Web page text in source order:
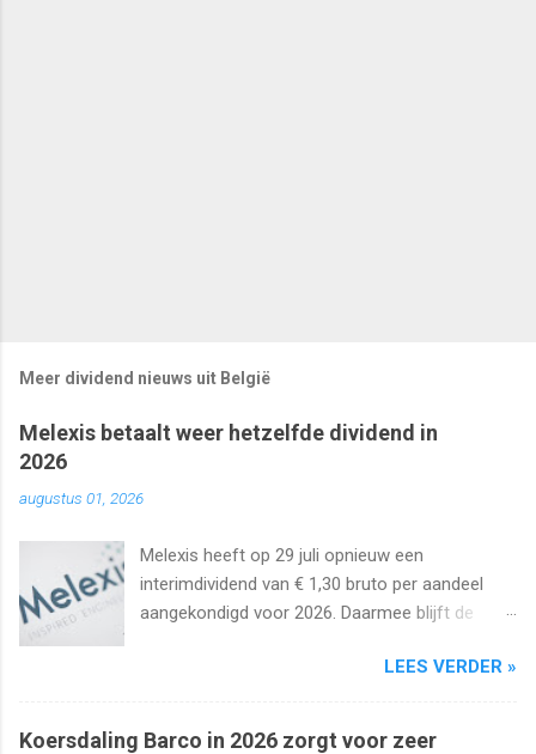
Meer dividend nieuws uit België
Melexis betaalt weer hetzelfde dividend in
2026
augustus 01, 2026
Melexis heeft op 29 juli opnieuw een
interimdividend van € 1,30 bruto per aandeel
aangekondigd voor 2026. Daarmee blijft de
LEES VERDER »
Koersdaling Barco in 2026 zorgt voor zeer